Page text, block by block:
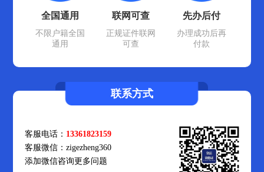
全国通用
不限户籍全国
通用
联网可查
正规证件联网
可查
先办后付
办理成功后再
付款
联系方式
客服电话： 13361823159
客服微信：zigezheng360
添加微信咨询更多问题